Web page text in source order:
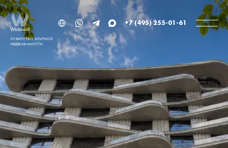
Агентство элитной
недвижимости
+7 (495) 255-01-61